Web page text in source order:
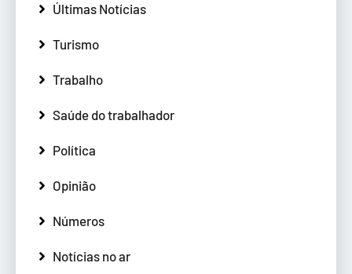
Últimas Notícias
Turismo
Trabalho
Saúde do trabalhador
Política
Opinião
Números
Notícias no ar